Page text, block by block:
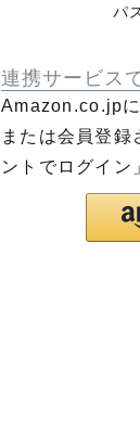
パ
連携サービス
Amazon.co.jp
または会員登
ントでログイン